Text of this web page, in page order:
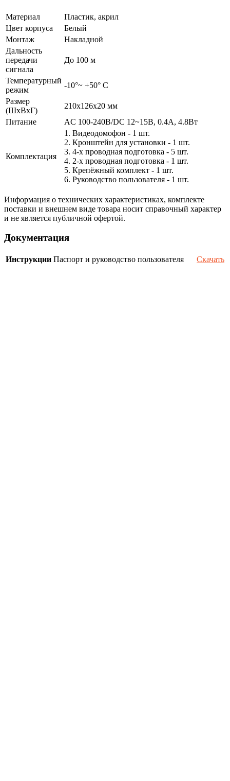
Материал
Пластик, акрил
Цвет корпуса
Белый
Монтаж
Накладной
Дальность
передачи
сигнала
До 100 м
Температурный
режим
-10°~ +50° С
Размер
(ШxВxГ)
210х126х20 мм
Питание
AC 100-240В/DC 12~15В, 0.4А, 4.8Вт
Комплектация
1. Видеодомофон - 1 шт.
2. Кронштейн для установки - 1 шт.
3. 4-х проводная подготовка - 5 шт.
4. 2-х проводная подготовка - 1 шт.
5. Крепёжный комплект - 1 шт.
6. Руководство пользователя - 1 шт.
Информация о технических характеристиках, комплекте
поставки и внешнем виде товара носит справочный характер
и не является публичной офертой.
Документация
Инструкции Паспорт и руководство пользователя Скачать